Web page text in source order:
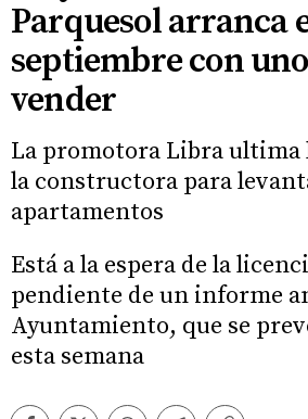
Parquesol arranca
septiembre con
vender
La promotora Libra ultima
la constructora para
apartamentos
Está a la espera de la
pendiente de un informe
Ayuntamiento, que se
esta semana